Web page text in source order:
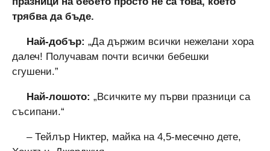
трябва да бъде.
Най-добър: „Да държим всички нежелани хора
далеч! Получавам почти всички бебешки
сгушени.”
Най-лошото: „Всичките му първи празници са
съсипани.“
– Тейлър Никтер, майка на 4,5-месечно дете,